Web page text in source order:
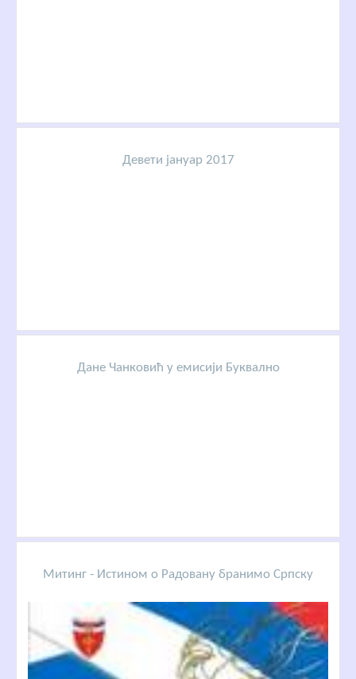
Девети јануар 2017
Дане Чанковић у емисији Буквално
Митинг - Истином о Радовану бранимо Српску